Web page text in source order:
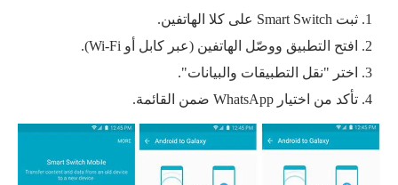
ثبت Smart Switch على كلا الهاتفين.
افتح التطبيق ووصّل الهاتفين (عبر كابل أو Wi-Fi).
اختر "نقل التطبيقات والبيانات".
تأكد من اختيار WhatsApp ضمن القائمة.